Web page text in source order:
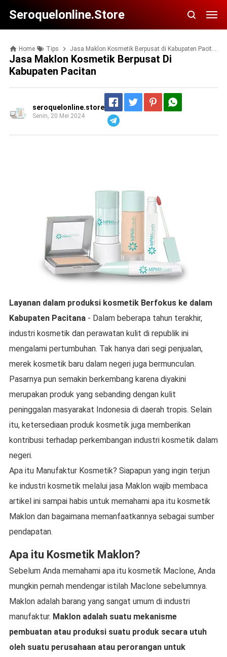
Seroquelonline.store
Home Tips Jasa Maklon Kosmetik Berpusat di Kabupaten Pacitan
Jasa Maklon Kosmetik Berpusat Di
Kabupaten Pacitan
seroquelonline.store
Senin, 20 Mei 2024
Layanan dalam produksi kosmetik Berfokus ke dalam
Kabupaten Pacitana- Dalam beberapa tahun terakhir,
industri kosmetik dan perawatan kulit di republik ini
mengalami pertumbuhan. Tak hanya dari segi penjualan,
merek kosmetik baru dalam negeri juga bermunculan.
Pasarnya pun semakin berkembang karena diyakini
merupakan produk yang sebanding dengan kulit
peninggalan masyarakat Indonesia di daerah tropis. Selain
itu, ketersediaan produk kosmetik juga memberikan
kontribusi terhadap perkembangan industri kosmetik dalam
negeri.
Apa itu Manufaktur Kosmetik? Siapapun yang ingin terjun
ke industri kosmetik melalui jasa Maklon wajib membaca
artikel ini sampai habis untuk memahami apa itu kosmetik
Maklon dan bagaimana memanfaatkannya sebagai sumber
pendapatan.
Apa itu Kosmetik Maklon?
Sebelum Anda memahami apa itu kosmetik Maclone, Anda
mungkin pernah mendengar istilah Maclone sebelumnya.
Maklon adalah barang yang sangat umum di industri
manufaktur. Maklon adalah suatu mekanisme
pembuatan atau produksi suatu produk secara utuh
oleh suatu perusahaan atau perorangan untuk